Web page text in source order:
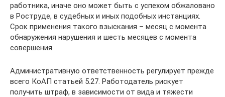
работника, иначе оно может быть с успехом обжаловано
в Роструде, в судебных и иных подобных инстанциях.
Срок применения такого взыскания – месяц с момента
обнаружения нарушения и шесть месяцев с момента
совершения.
Административную ответственность регулирует прежде
всего КоАП статьей 5.27. Работодатель рискует
получить штраф, в зависимости от вида и тяжести